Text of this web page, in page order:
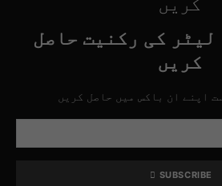
لیٹر کی رکنیت حاصل
کریں
اپنے ان باکس میں حاصل کریں
SUBSCRIBE